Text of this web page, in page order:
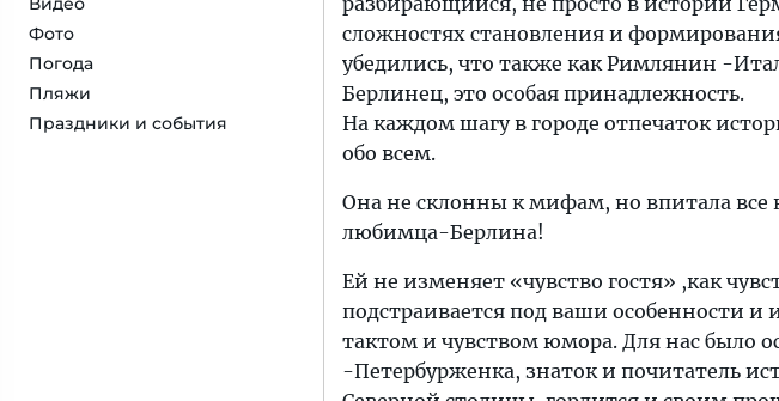
Фото
Погода
Пляжи
Праздники и события
сложностях становления и
убедились, что также как Римлянин -
Берлинец, это особая принадлежность.
На каждом шагу в городе отпечаток
обо всем.
Она не склонны к мифам, но впитала все
любимца-Берлина!
Ей не изменяет «чувство гостя» ,как
подстраивается под ваши особенности и
тактом и чувством юмора. Для нас было
-Петербурженка, знаток и почитатель